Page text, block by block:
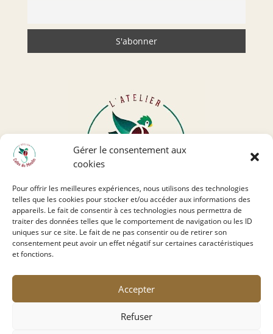
Gérer le consentement aux
cookies
Pour offrir les meilleures expériences, nous utilisons des technologies
telles que les cookies pour stocker et/ou accéder aux informations des
appareils. Le fait de consentir à ces technologies nous permettra de
traiter des données telles que le comportement de navigation ou les ID
uniques sur ce site. Le fait de ne pas consentir ou de retirer son
consentement peut avoir un effet négatif sur certaines caractéristiques
et fonctions.
Accepter
Refuser
Copyright © 2023 L’Atelier Cafés du Moulin | Réalisé